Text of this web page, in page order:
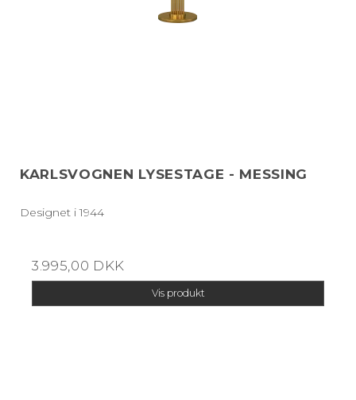
KARLSVOGNEN LYSESTAGE - MESSING
Designet i 1944
3.995,00 DKK
Vis produkt